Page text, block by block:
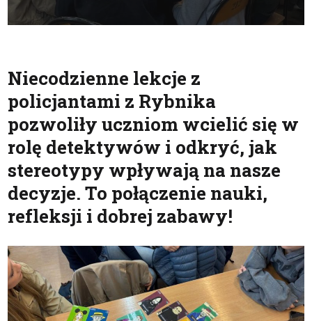
Niecodzienne lekcje z
policjantami z Rybnika
pozwoliły uczniom wcielić się w
rolę detektywów i odkryć, jak
stereotypy wpływają na nasze
decyzje. To połączenie nauki,
refleksji i dobrej zabawy!